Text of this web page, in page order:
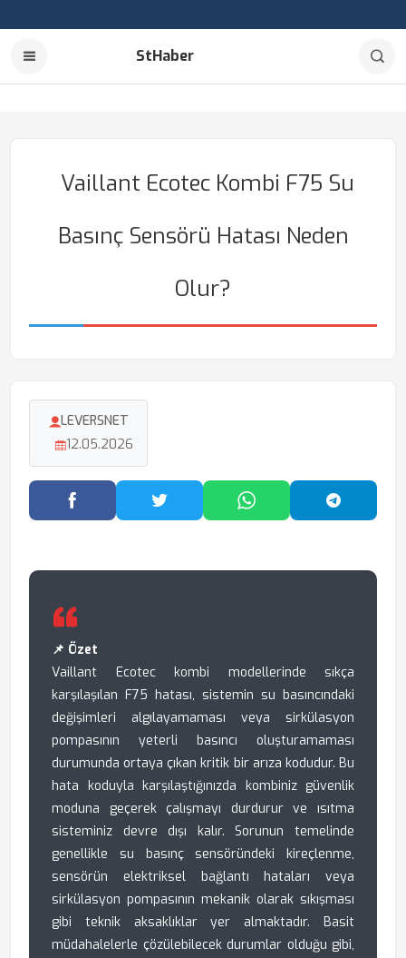
StHaber
Vaillant Ecotec Kombi F75 Su
Basınç Sensörü Hatası Neden
Olur?
LEVERSNET
12.05.2026
Facebook'ta PaylaşTwitter'da PaylaşWhatsApp'ta Paylaş
📌 Özet
Vaillant Ecotec kombi modellerinde sıkça
karşılaşılan F75 hatası, sistemin su basıncındaki
değişimleri algılayamaması veya sirkülasyon
pompasının yeterli basıncı oluşturamaması
durumunda ortaya çıkan kritik bir arıza kodudur. Bu
hata koduyla karşılaştığınızda kombiniz güvenlik
moduna geçerek çalışmayı durdurur ve ısıtma
sisteminiz devre dışı kalır. Sorunun temelinde
genellikle su basınç sensöründeki kireçlenme,
sensörün elektriksel bağlantı hataları veya
sirkülasyon pompasının mekanik olarak sıkışması
gibi teknik aksaklıklar yer almaktadır. Basit
müdahalelerle çözülebilecek durumlar olduğu gibi,